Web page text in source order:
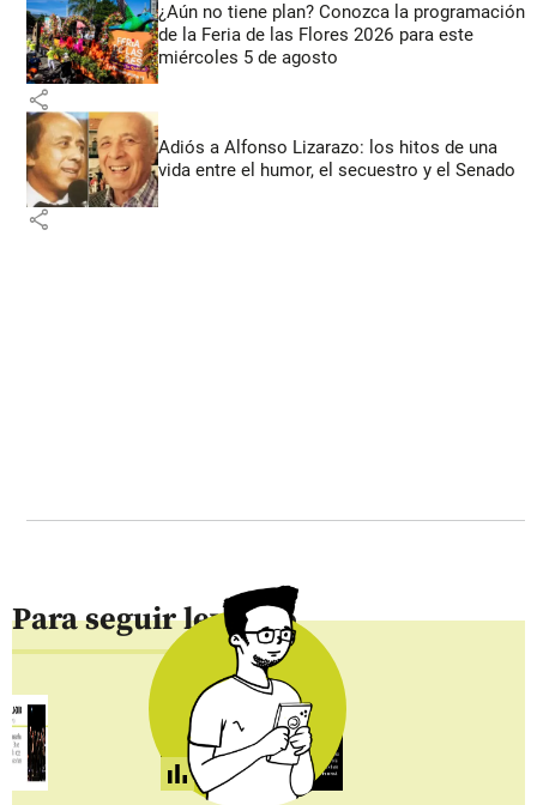
¿Aún no tiene plan? Conozca la programación
de la Feria de las Flores 2026 para este
miércoles 5 de agosto
share
Adiós a Alfonso Lizarazo: los hitos de una
vida entre el humor, el secuestro y el Senado
share
Para seguir leyendo